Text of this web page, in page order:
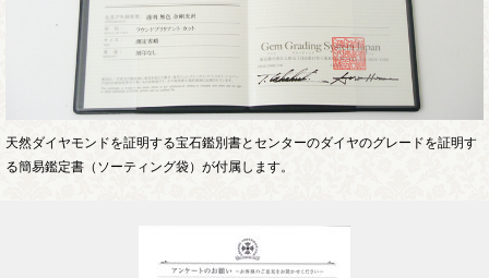
天然ダイヤモンドを証明する宝石鑑別書とセンターのダイヤのグレードを証明す
る簡易鑑定書（ソーティング袋）が付属します。